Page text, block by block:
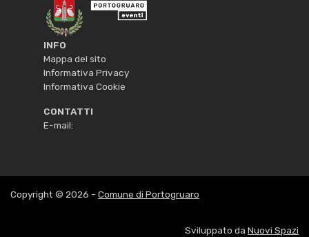
INFO
Mappa del sito
Informativa Privacy
Informativa Cookie
CONTATTI
E-mail:
Copyright © 2026 - Comune di Portogruaro
Sviluppato da Nuovi Spazi